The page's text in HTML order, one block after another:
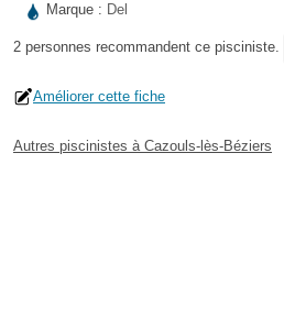
Marque : Del
2 personnes recommandent ce pisciniste.
Améliorer cette fiche
Autres piscinistes à Cazouls-lès-Béziers